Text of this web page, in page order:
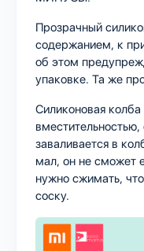
Прозрачный
содержанием, к
об этом
упаковке. Та же
Силиконовая
заваливается в
мал, он не сможет
нужно сжимать,
соску.